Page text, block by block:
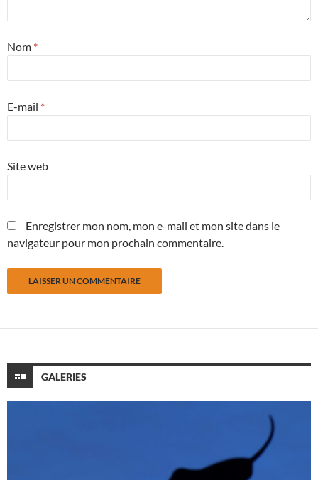
Nom *
E-mail *
Site web
Enregistrer mon nom, mon e-mail et mon site dans le
navigateur pour mon prochain commentaire.
GALERIES